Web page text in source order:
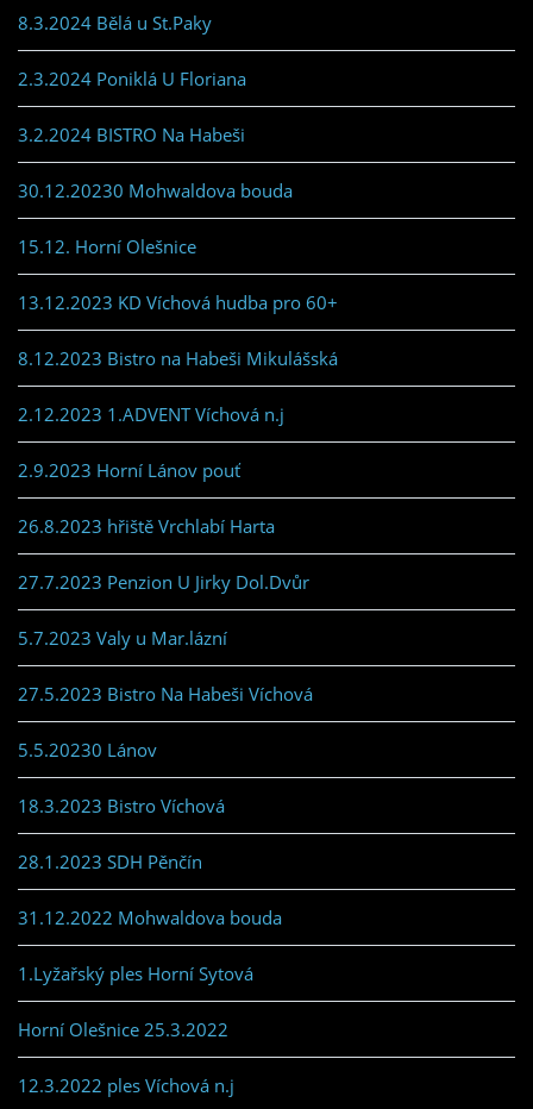
8.3.2024 Bělá u St.Paky
2.3.2024 Poniklá U Floriana
3.2.2024 BISTRO Na Habeši
30.12.20230 Mohwaldova bouda
15.12. Horní Olešnice
13.12.2023 KD Víchová hudba pro 60+
8.12.2023 Bistro na Habeši Mikulášská
2.12.2023 1.ADVENT Víchová n.j
2.9.2023 Horní Lánov pouť
26.8.2023 hřiště Vrchlabí Harta
27.7.2023 Penzion U Jirky Dol.Dvůr
5.7.2023 Valy u Mar.lázní
27.5.2023 Bistro Na Habeši Víchová
5.5.20230 Lánov
18.3.2023 Bistro Víchová
28.1.2023 SDH Pěnčín
31.12.2022 Mohwaldova bouda
1.Lyžařský ples Horní Sytová
Horní Olešnice 25.3.2022
12.3.2022 ples Víchová n.j